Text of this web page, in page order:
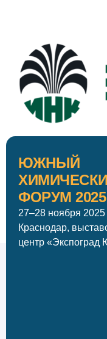
ЮЖНЫЙ
ФОРУМ 2025
27–28 ноября 2025
Краснодар,
центр «Экспоград